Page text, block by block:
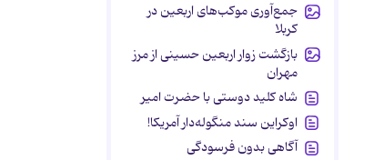
جمع‌آوری موکب‌های اربعین در
کربلا
بازگشت زوار اربعین حسینی از مرز
مهران
شاه کلید دوستی با حضرت امیر
اوکراین سند منگوله‌دار آمریکا!
آگاهی بدون فرسودگی